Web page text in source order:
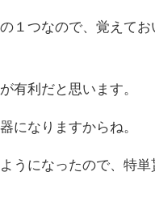
１つなので、覚えて
有利だと思います。
になりますからね。
うになったので、特